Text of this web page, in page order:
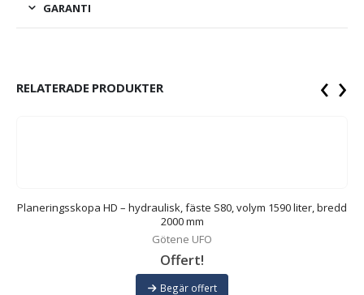
GARANTI
RELATERADE PRODUKTER
Planeringsskopa HD – hydraulisk, fäste S80, volym 1590 liter, bredd
2000 mm
Götene UFO
Offert!
Begär offert
‹ ›